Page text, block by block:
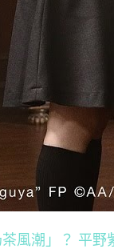
風潮」？ 平野